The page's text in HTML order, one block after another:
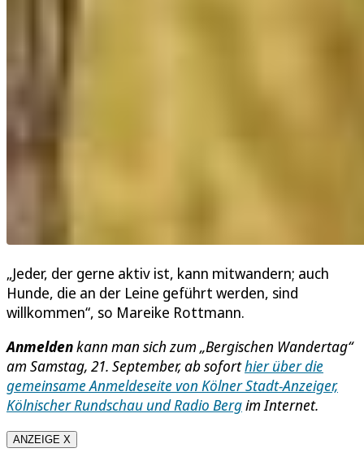
„Jeder, der gerne aktiv ist, kann mitwandern; auch
Hunde, die an der Leine geführt werden, sind
willkommen“, so Mareike Rottmann.
Anmeldenkann man sich zum „Bergischen Wandertag“
am Samstag, 21. September, ab soforthier über die
gemeinsame Anmeldeseite von Kölner Stadt-Anzeiger,
Kölnischer Rundschau und Radio Bergim Internet.
ANZEIGE X